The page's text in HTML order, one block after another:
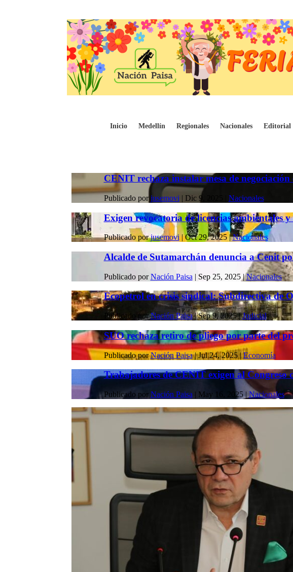
Inicio Medellín Regionales Nacionales Editorial
CENIT rechaza instalar mesa de negociación
Publicado por jusemovi | Dic 9, 2025 Nacionales
Exigen revocatoria de licencias ambientales y
Publicado porjusemovi|Oct 29, 2025|Nacionales
Alcalde de Sutamarchán denuncia a Cenit
Publicado porNación Paisa | Sep 25, 2025|Nacionales
Ecopetrol en crisis sindical: Subdirectiva de
Publicado porNación Paisa|Sep 9, 2025|Judicial
SUO rechaza retiro de pliego por parte del
Publicado porNación Paisa|Jul 24, 2025|Economía
Trabajadores de CENIT exigen al Congreso
Publicado por Nación Paisa | May 16, 2025| Nacionales